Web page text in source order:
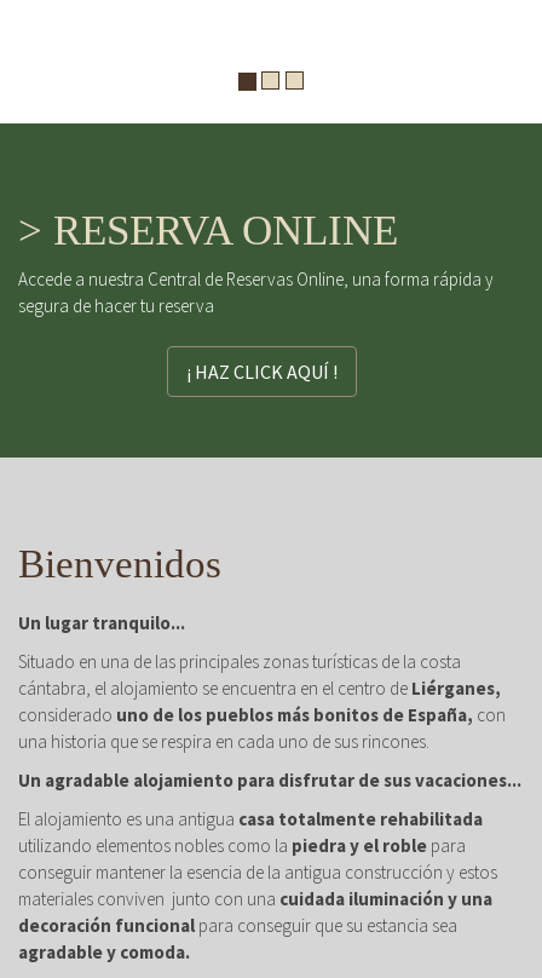
> RESERVA ONLINE
Accede a nuestra Central de Reservas Online, una forma rápida y
segura de hacer tu reserva
¡ HAZ CLICK AQUÍ !
Bienvenidos
Un lugar tranquilo...
Situado en una de las principales zonas turísticas de la costa
cántabra, el alojamiento se encuentra en el centro de Liérganes,
considerado uno de los pueblos más bonitos de España, con
una historia que se respira en cada uno de sus rincones.
Un agradable alojamiento para disfrutar de sus vacaciones...
El alojamiento es una antigua casa totalmente rehabilitada
utilizando elementos nobles como la piedra y el roble para
conseguir mantener la esencia de la antigua construcción y estos
materiales conviven junto con una cuidada iluminación y una
decoración funcional para conseguir que su estancia sea
agradable y comoda.